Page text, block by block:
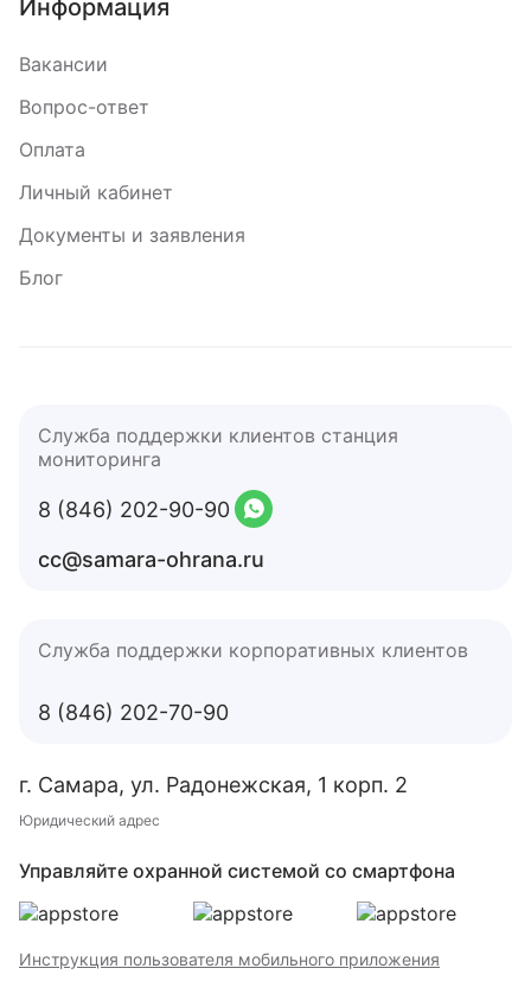
Информация
Вакансии
Вопрос-ответ
Оплата
Личный кабинет
Документы и заявления
Блог
Служба поддержки клиентов станция
мониторинга
8 (846) 202-90-90
cc@samara-ohrana.ru
Служба поддержки корпоративных клиентов
8 (846) 202-70-90
г. Самара, ул. Радонежская, 1 корп. 2
Юридический адрес
Управляйте охранной системой со смартфона
Инструкция пользователя мобильного приложения